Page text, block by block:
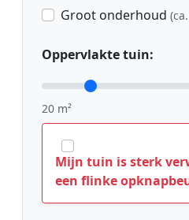
Groot onderhoud
Oppervlakte tuin:
20 m²
Mijn tuin is sterk
een flinke